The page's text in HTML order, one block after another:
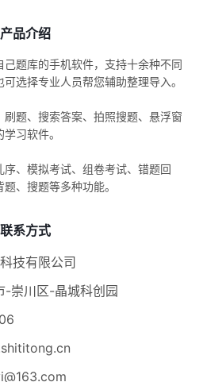
产品介绍
己题库的手机软件，支持十余种不同
选择专业人员帮您辅助整理导入。
题、搜索答案、拍照搜题、悬浮窗
习软件。
、模拟考试、组卷考试、错题回
、搜题等多种功能。
联系方式
技有限公司
-崇川区-晶城科创园